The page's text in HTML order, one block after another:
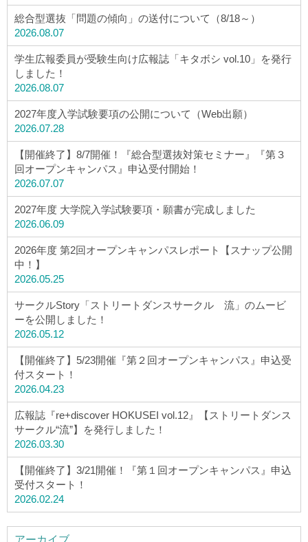
© Copyright2026 Hokusei Gakuen University.
All rights reserved.
総合型選抜「問題の傾向」の送付について（8/18～）
2026.08.07
学生広報委員が受験生向け広報誌「キタボシ vol.10」を発行
しました！
2026.08.07
2027年度入学試験要項の公開について（Web出願）
2026.07.28
【開催終了】8/7開催！『総合型選抜対策セミナー』『第３
回オープンキャンパス』申込受付開始！
2026.07.07
2027年度 大学院入学試験要項・願書が完成しました
2026.06.09
2026年度 第2回オープンキャンパスレポート【スナップ公開
中！】
2026.05.25
サークルStory「ストリートダンスサークル 流」のムービ
ーを公開しました！
2026.05.12
【開催終了】5/23開催『第２回オープンキャンパス』申込受
付スタート！
2026.04.23
広報誌『re+discover HOKUSEI vol.12』【ストリートダンス
サークル“流”】を発行しました！
2026.03.30
【開催終了】3/21開催！『第１回オープンキャンパス』申込
受付スタート！
2026.02.24
アーカイブ